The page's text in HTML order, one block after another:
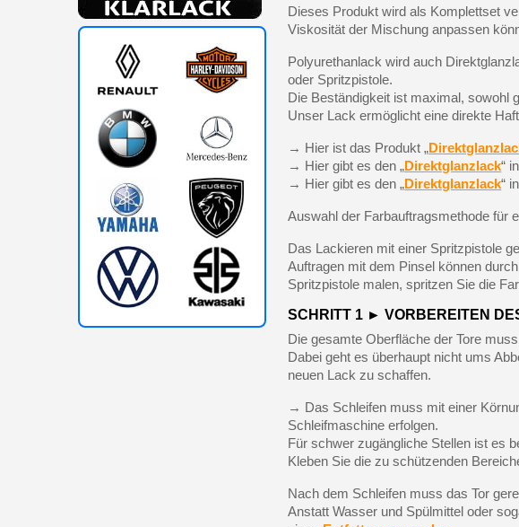
Dieses Produkt wird als Komplettset
Viskosität der Mischung anpassen
Polyurethanlack wird auch
oder Spritzpistole.
Die Beständigkeit ist maximal, sowohl
Unser Lack ermöglicht eine direkte
→ Hier ist das Produkt „
→ Hier gibt es den „Direktglanzlack“
→ Hier gibt es den „Direktglanzlack“
Auswahl der Farbauftragsmethode für
Das Lackieren mit einer Spritzpistole
Auftragen mit dem Pinsel können
Spritzpistole malen, spritzen Sie die
SCHRITT 1 ► VORBEREITEN
Die gesamte Oberfläche der Tore
Dabei geht es überhaupt nicht ums
neuen Lack zu schaffen.
→ Das Schleifen muss mit einer
Schleifmaschine erfolgen.
Für schwer zugängliche Stellen ist es
Kleben Sie die zu schützenden
Nach dem Schleifen muss das Tor
Anstatt Wasser und Spülmittel oder